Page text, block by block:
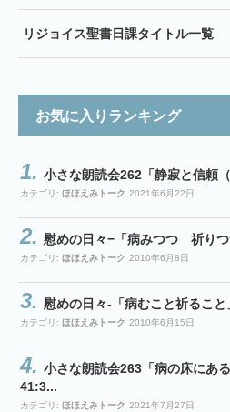
リジョイス聖書日課タイトル一覧
お気に入りランキング
小さな朗読会262「静寂と信頼
カテゴリ: ほほえみトーク 2021年6月22日
慰めの日々−「病みつつ 祈り
カテゴリ: ほほえみトーク 2010年6月8日
慰めの日々-「病むこと祈ること
カテゴリ: ほほえみトーク 2010年6月15日
小さな朗読会263「病の床にあ
41:3...
カテゴリ: ほほえみトーク 2021年7月27日